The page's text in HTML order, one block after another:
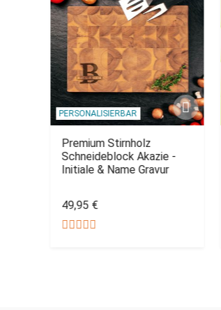
PERSONALISIERBAR
Premium Stirnholz
Schneideblock Akazie -
Initiale & Name Gravur
49,95 €